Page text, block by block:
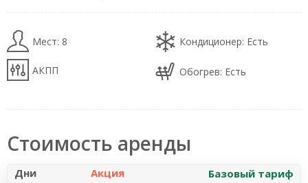
Мест: 8 Кондиционер: Есть
АКПП Обогрев: Есть
Стоимость аренды
Акция
Базовый тариф